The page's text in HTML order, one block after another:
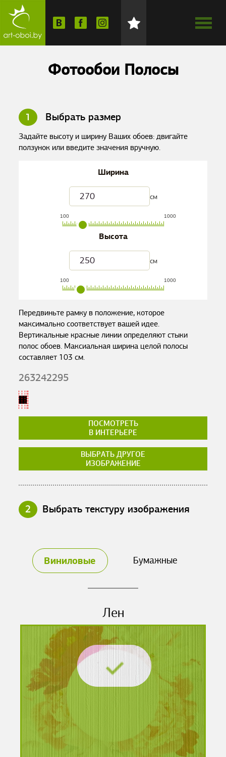
Фотообои Полосы
1 Выбрать размер
Задайте высоту и ширину Ваших обоев: двигайте
ползунок или введите значения вручную.
Ширина
см
100 1000
Высота
см
100 1000
Передвиньте рамку в положение, которое
максимально соответствует вашей идее.
Вертикальные красные линии определяют стыки
полос обоев. Максиальная ширина целой полосы
составляет 103 см.
263242295
ПОСМОТРЕТЬ
В ИНТЕРЬЕРЕ
ВЫБРАТЬ ДРУГОЕ
ИЗОБРАЖЕНИЕ
2 Выбрать текстуру изображения
Виниловые Бумажные
Лен